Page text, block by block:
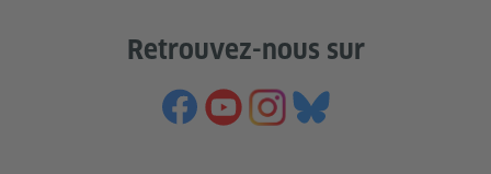
Retrouvez-nous sur